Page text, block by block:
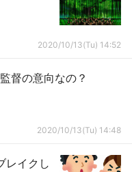
2020/10/13(Tu) 14:52
督の意向なの？
2020/10/13(Tu) 14:48
レイクし